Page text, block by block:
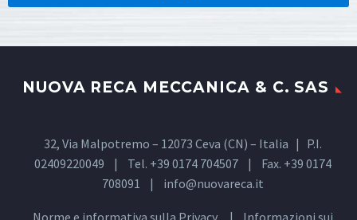
NUOVA RECA MECCANICA & C. SAS
32, Via Malpotremo – 12073 Ceva (CN) – Italia | P.I.
02409220049 | Tel. +39 0174 704507 | Fax. +39 0174
708091 | info@nuovareca.it